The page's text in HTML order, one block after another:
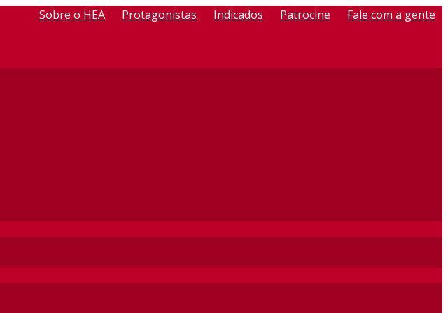
Sobre o HEA Protagonistas Indicados Patrocine Fale com a gente